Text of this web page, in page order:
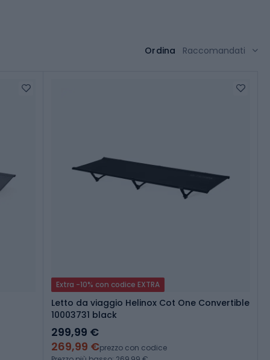
Ordina Raccomandati
Extra -10% con codice EXTRA
Letto da viaggio Helinox Cot One Convertible
10003731 black
299,99 €
269,99 €prezzo con codice